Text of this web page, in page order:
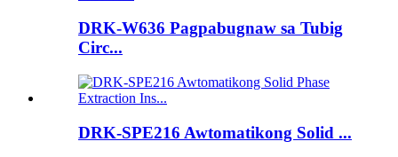
DRK-W636 Pagpabugnaw sa Tubig
Circ...
DRK-SPE216 Awtomatikong Solid ...